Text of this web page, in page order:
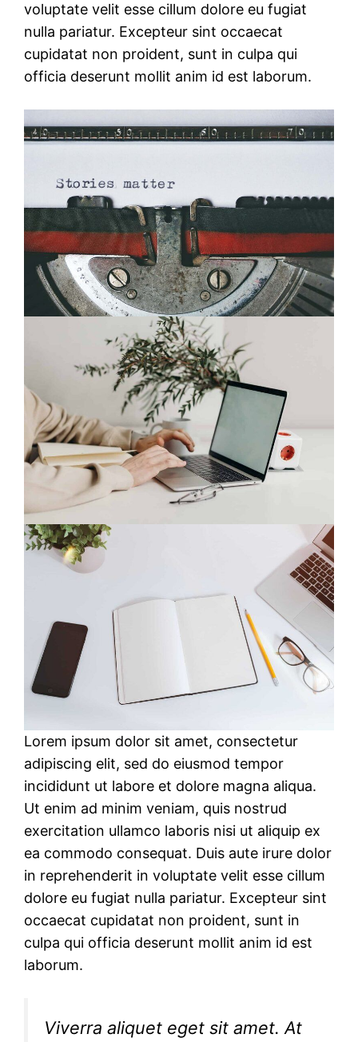
voluptate velit esse cillum dolore eu fugiat
nulla pariatur. Excepteur sint occaecat
cupidatat non proident, sunt in culpa qui
officia deserunt mollit anim id est laborum.
Lorem ipsum dolor sit amet, consectetur
adipiscing elit, sed do eiusmod tempor
incididunt ut labore et dolore magna aliqua.
Ut enim ad minim veniam, quis nostrud
exercitation ullamco laboris nisi ut aliquip ex
ea commodo consequat. Duis aute irure dolor
in reprehenderit in voluptate velit esse cillum
dolore eu fugiat nulla pariatur. Excepteur sint
occaecat cupidatat non proident, sunt in
culpa qui officia deserunt mollit anim id est
laborum.
Viverra aliquet eget sit amet. At